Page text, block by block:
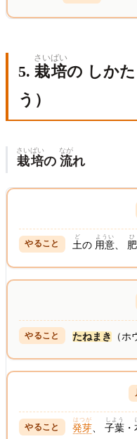
5. 栽培
さいばい
の しか
う）
栽培
さいばい
の 流
なが
れ
土
ど
の 用意
ようい
肥
ひ
たねまき （ホ
発芽
はつが
、子葉
しよう
・